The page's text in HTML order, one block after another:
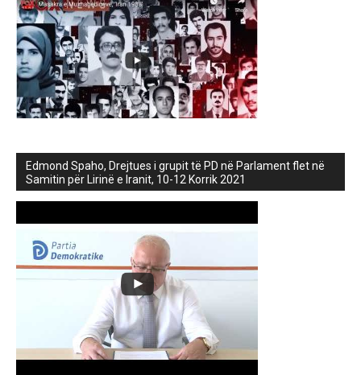
Edmond Spaho, Drejtues i grupit të PD në Parlament flet në
Samitin për Lirinë e Iranit, 10-12 Korrik 2021